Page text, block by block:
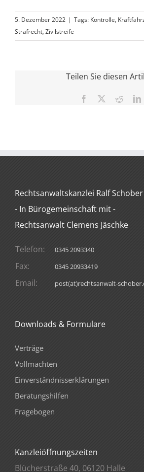
5. Dezember 2022 | Tags: Kontrolle,
Strafrecht, Zivilstreife
Teilen Sie diesen
Facebook Reddit
Rechtsanwaltskanzlei Ralf Schober
- In Bürogemeinschaft mit -
Rechtsanwalt Clemens Jäschke
Telefon: 0345 2093340
Fax: 0345 20933419
Email: post(at)rechtsanwalt-
Downloads & Formulare
Verträge
Vollmachten
Einverständnisserklärungen
Beratungshilfen
Fragebogen
Kanzleiöffnungszeiten
Blücherstraße 40, 06120 Halle